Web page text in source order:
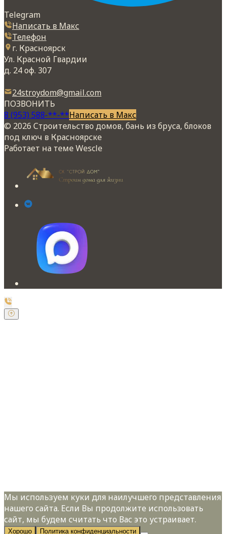
Telegram
Написать в Макс
Телефон
г. Красноярск
Ул. Красной Гвардии
д. 24 оф. 307
24stroydom@gmail.com
ПОЗВОНИТЬ
8 (953) 588-**-**Написать в Макс
© 2026 Строительство домов, бань из бруса, блоков
под ключ в Красноярске
Работает на теме Wescle
Мы используем куки для наилучшего представления
нашего сайта. Если Вы продолжите использовать
сайт, мы будем считать что Вас это устраивает.
Хорошо Политика конфиденциальности